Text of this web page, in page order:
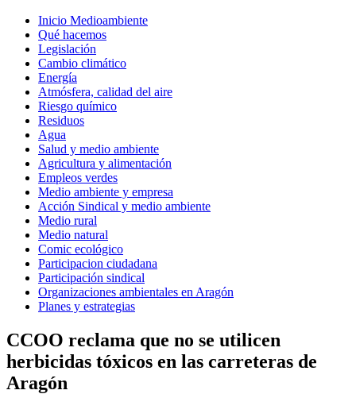
Inicio Medioambiente
Qué hacemos
Legislación
Cambio climático
Energía
Atmósfera, calidad del aire
Riesgo químico
Residuos
Agua
Salud y medio ambiente
Agricultura y alimentación
Empleos verdes
Medio ambiente y empresa
Acción Sindical y medio ambiente
Medio rural
Medio natural
Comic ecológico
Participacion ciudadana
Participación sindical
Organizaciones ambientales en Aragón
Planes y estrategias
CCOO reclama que no se utilicen
herbicidas tóxicos en las carreteras de
Aragón